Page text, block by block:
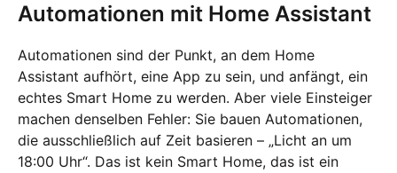
Automationen mit Home Assistant
Automationen sind der Punkt, an dem Home
Assistant aufhört, eine App zu sein, und anfängt, ein
echtes Smart Home zu werden. Aber viele Einsteiger
machen denselben Fehler: Sie bauen Automationen,
die ausschließlich auf Zeit basieren – „Licht an um
18:00 Uhr“. Das ist kein Smart Home, das ist ein